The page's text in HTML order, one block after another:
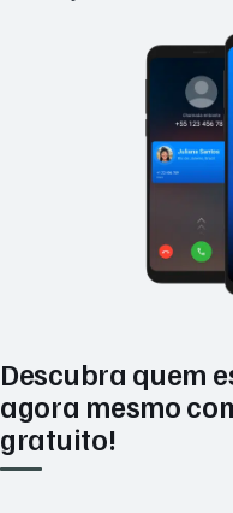
Descubra quem
agora mesmo
gratuito!